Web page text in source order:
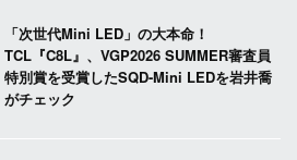
「次世代Mini LED」の大本命！
TCL『C8L』、VGP2026 SUMMER審査員
特別賞を受賞したSQD-Mini LEDを岩井喬
がチェック